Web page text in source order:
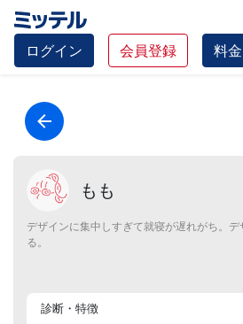
ログイン 会員登録 料
もも
デザインに集中しすぎて就寝が遅れがち。
る。
診断・特徴